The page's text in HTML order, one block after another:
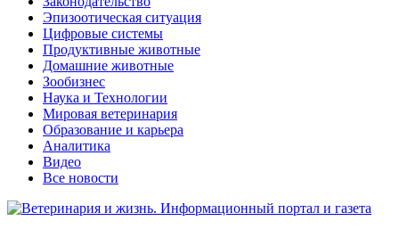
Эпизоотическая ситуация
Цифровые системы
Продуктивные животные
Домашние животные
Зообизнес
Наука и Технологии
Мировая ветеринария
Образование и карьера
Аналитика
Видео
Все новости